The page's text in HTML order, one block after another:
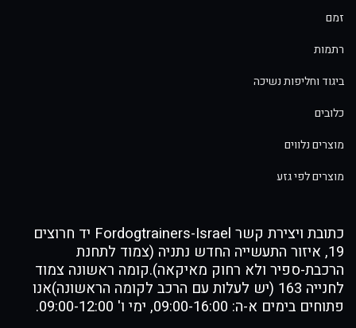
זמם
רתמות
ביגוד וחליפות נשיכה
כלובים
מוצרים נלווים
מוצרים לפי גזע
כתובת ויצירת קשר Fordogtrainers-Israel יד חרוצים
19, איזור התעשייה החדש נתניה (צמוד לתחנת
הרכבת-ספיר ולא רחוק מאיקאה).קומה ראשונה צמוד
לחנייה 163 (יש לעלות עם הרכב לקומה הראשונה)אנו
פתוחים בימים א-ה: 09:00-16:00, ימי ו' 09:00-12:00.